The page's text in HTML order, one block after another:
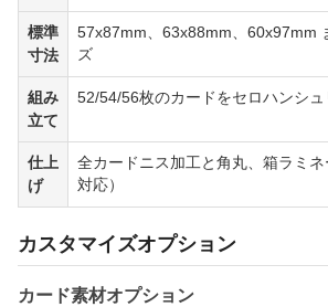
標準
寸法
57x87mm、63x88mm、60x97mm
ズ
組み
立て
52/54/56枚のカードをセロハンシ
仕上
げ
全カードニス加工と角丸、箱ラミ
対応）
カスタマイズオプション
カード素材オプション